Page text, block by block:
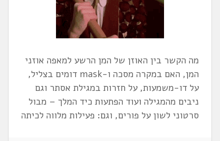
מה הקשר בין האוזן של המן הרשע למאפה אוזני
המן, האם במקרה מסכה ו-mask דומים בצליל,
על דו-משמעות, על חזרות במגילת אסתר וגם
ניבים מהמגילה ועוד הפתעות כיד המלך – מבול
סרטוני לשון על פורים, וגם: פעילות מלווה לכיתה